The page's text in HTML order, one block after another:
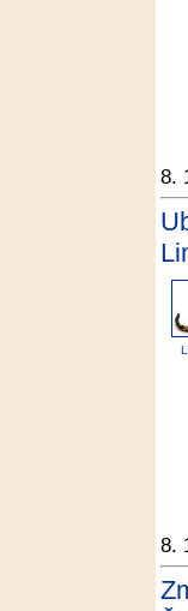
8.
8.